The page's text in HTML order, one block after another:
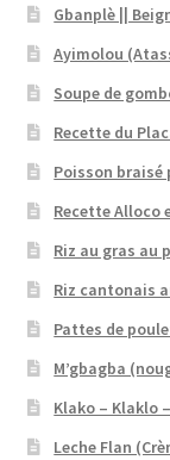
Gbanplè ||
Ayimolou
Soupe de
Recette du
Poisson
Recette Alloco
Riz au gras au
Riz cantonais
Pattes de
M’gbagba
Klako – Klaklo
Leche Flan